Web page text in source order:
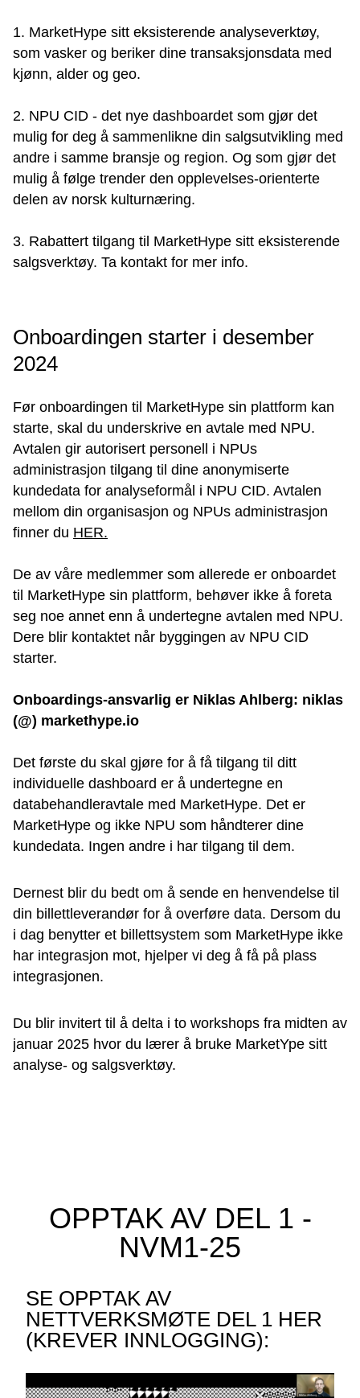
1. MarketHype sitt eksisterende analyseverktøy,
som vasker og beriker dine transaksjonsdata med
kjønn, alder og geo.
2. NPU CID - det nye dashboardet som gjør det
mulig for deg å sammenlikne din salgsutvikling med
andre i samme bransje og region. Og som gjør det
mulig å følge trender den opplevelses-orienterte
delen av norsk kulturnæring.
3. Rabattert tilgang til MarketHype sitt eksisterende
salgsverktøy. Ta kontakt for mer info.
Onboardingen starter i desember
2024
Før onboardingen til MarketHype sin plattform kan
starte, skal du underskrive en avtale med NPU.
Avtalen gir autorisert personell i NPUs
administrasjon tilgang til dine anonymiserte
kundedata for analyseformål i NPU CID. Avtalen
mellom din organisasjon og NPUs administrasjon
finner du HER.
De av våre medlemmer som allerede er onboardet
til MarketHype sin plattform, behøver ikke å foreta
seg noe annet enn å undertegne avtalen med NPU.
Dere blir kontaktet når byggingen av NPU CID
starter.
Onboardings-ansvarlig er Niklas Ahlberg: niklas
(@) markethype.io
Det første du skal gjøre for å få tilgang til ditt
individuelle dashboard er å undertegne en
databehandleravtale med MarketHype. Det er
MarketHype og ikke NPU som håndterer dine
kundedata. Ingen andre i har tilgang til dem.
Dernest blir du bedt om å sende en henvendelse til
din billettleverandør for å overføre data. Dersom du
i dag benytter et billettsystem som MarketHype ikke
har integrasjon mot, hjelper vi deg å få på plass
integrasjonen.
Du blir invitert til å delta i to workshops fra midten av
januar 2025 hvor du lærer å bruke MarketYpe sitt
analyse- og salgsverktøy.
OPPTAK AV DEL 1 -
NVM1-25
SE OPPTAK AV
NETTVERKSMØTE DEL 1 HER
(KREVER INNLOGGING):